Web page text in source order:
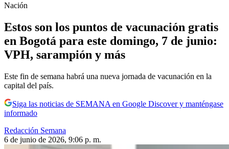
Nación
Estos son los puntos de vacunación gratis
en Bogotá para este domingo, 7 de junio:
VPH, sarampión y más
Este fin de semana habrá una nueva jornada de vacunación en la
capital del país.
Siga las noticias de SEMANA en Google Discover y manténgase
informado
Redacción Semana
6 de junio de 2026, 9:06 p. m.